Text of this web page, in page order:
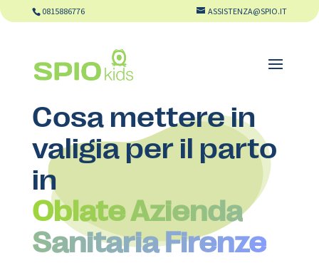
0815886776 ASSISTENZA@SPIO.IT
Cosa mettere in
valigia per il parto
in
Oblate Azienda
Sanitaria Firenze